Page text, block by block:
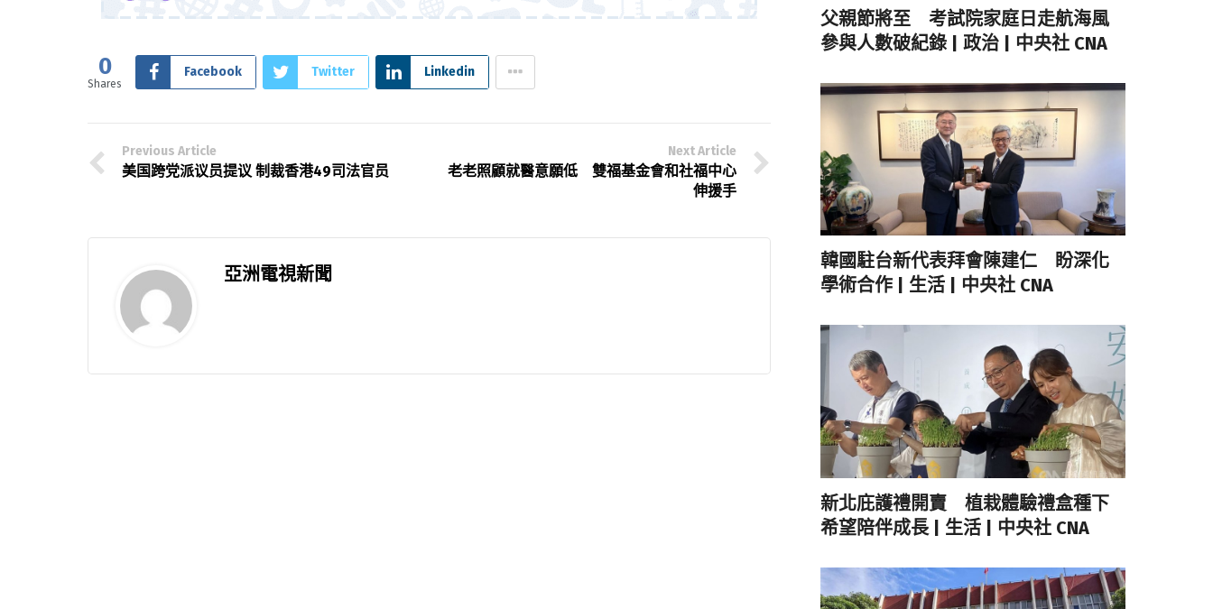
0
Shares
Facebook Twitter Linkedin
Previous Article
美国跨党派议员提议 制裁香港49司法官员
Next Article
老老照顧就醫意願低 雙福基金會和社福中心
伸援手
亞洲電視新聞
父親節將至 考試院家庭日走航海風
參與人數破紀錄 | 政治 | 中央社 CNA
韓國駐台新代表拜會陳建仁 盼深化
學術合作 | 生活 | 中央社 CNA
新北庇護禮開賣 植栽體驗禮盒種下
希望陪伴成長 | 生活 | 中央社 CNA